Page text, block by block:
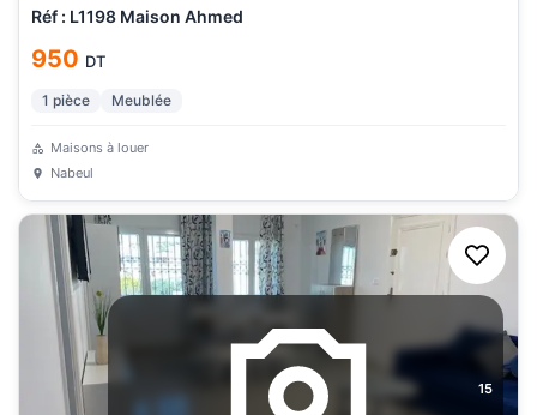
Réf : L1198 Maison Ahmed
950 DT
1 pièce Meublée
Maisons à louer
Nabeul
15